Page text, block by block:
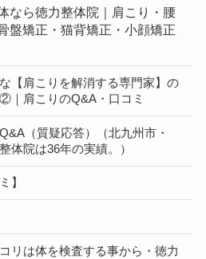
なら徳力整体院｜肩こり・腰
盤矯正・猫背矯正・小顔矯正
【肩こりを解消する専門家】の
｜肩こりのQ&A・口コミ
（質疑応答）（北九州市・
体院は36年の実績。）
】
リは体を検査する事から・徳力